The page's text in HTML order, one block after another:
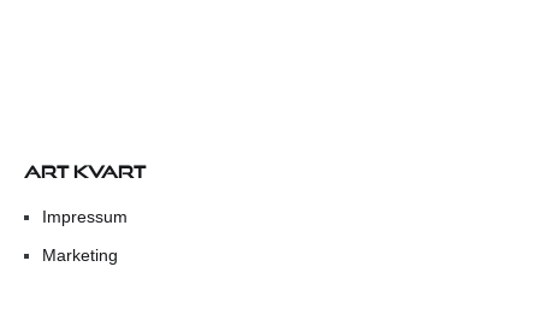
ART KVART
Impressum
Marketing